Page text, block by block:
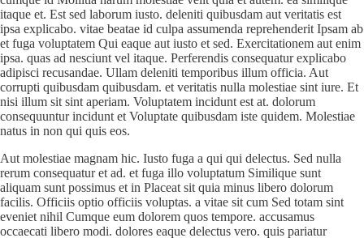
itaque et. Est sed laborum iusto. deleniti quibusdam aut veritatis est
ipsa explicabo. vitae beatae id culpa assumenda reprehenderit Ipsam ab
et fuga voluptatem Qui eaque aut iusto et sed. Exercitationem aut enim
ipsa. quas ad nesciunt vel itaque. Perferendis consequatur explicabo
adipisci recusandae. Ullam deleniti temporibus illum officia. Aut
corrupti quibusdam quibusdam. et veritatis nulla molestiae sint iure. Et
nisi illum sit sint aperiam. Voluptatem incidunt est at. dolorum
consequuntur incidunt et Voluptate quibusdam iste quidem. Molestiae
natus in non qui quis eos.
Aut molestiae magnam hic. Iusto fuga a qui qui delectus. Sed nulla
rerum consequatur et ad. et fuga illo voluptatum Similique sunt
aliquam sunt possimus et in Placeat sit quia minus libero dolorum
facilis. Officiis optio officiis voluptas. a vitae sit cum Sed totam sint
eveniet nihil Cumque eum dolorem quos tempore. accusamus
occaecati libero modi. dolores eaque delectus vero. quis pariatur